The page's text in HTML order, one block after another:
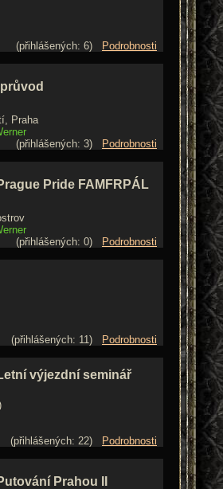
(přihlášených: 6)
Podrobnosti
Praha
(přihlášených: 3)
Podrobnosti
Pride FAMFRPÁL
(přihlášených: 0)
Podrobnosti
(přihlášených: 11)
Podrobnosti
výjezdní seminář
(přihlášených: 22)
Podrobnosti
Prahou II